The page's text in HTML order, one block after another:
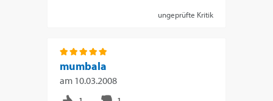
ungeprüfte Kritik
mumbala
am 10.03.2008